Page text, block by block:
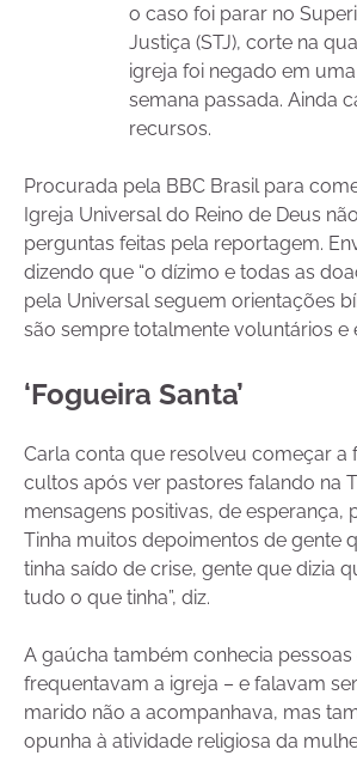
o caso foi parar no
Justiça (STJ), corte na
igreja foi negado em
semana passada. Ainda
recursos.
Procurada pela BBC Brasil para
Igreja Universal do Reino de Deus
perguntas feitas pela reportagem.
dizendo que “o dízimo e todas as
pela Universal seguem orientações
são sempre totalmente voluntários e
‘Fogueira Santa’
Carla conta que resolveu começar a
cultos após ver pastores falando na
mensagens positivas, de esperança,
Tinha muitos depoimentos de gente
tinha saído de crise, gente que dizia
tudo o que tinha”, diz.
A gaúcha também conhecia pessoas
frequentavam a igreja – e falavam
marido não a acompanhava, mas
opunha à atividade religiosa da